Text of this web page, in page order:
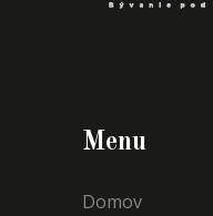
Menu
Domov